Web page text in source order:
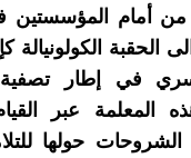
من أمام المؤسستين
الحقبة الكولونيالة
سري في إطار
المعلمة عبر
الشروحات حولها